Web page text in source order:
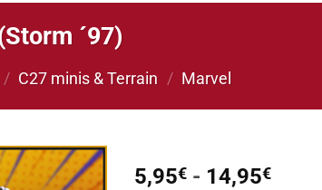
´97)
/ C27 minis & Terrain / Marvel
5,95€ - 14,95€Rango